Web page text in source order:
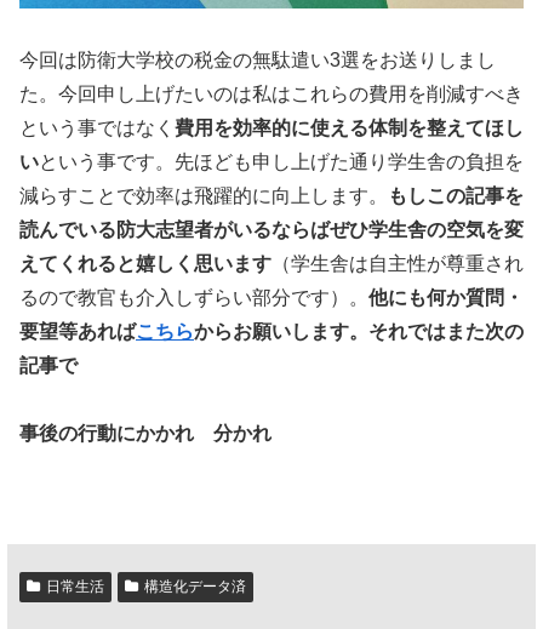
今回は防衛大学校の税金の無駄遣い3選をお送りしまし
た。今回申し上げたいのは私はこれらの費用を削減すべき
という事ではなく 費用を効率的に使える体制を整えてほし
いという事です。先ほども申し上げた通り学生舎の負担を
減らすことで効率は飛躍的に向上します。
もしこの記事を
読んでいる防大志望者がいるならばぜひ学生舎の空気を変
えてくれると嬉しく思います （学生舎は自主性が尊重され
るので教官も介入しずらい部分です）。 他にも何か質問・
要望等あればこちらからお願いします。それではまた次の
記事で
事後の行動にかかれ 分かれ
日常生活 構造化データ済